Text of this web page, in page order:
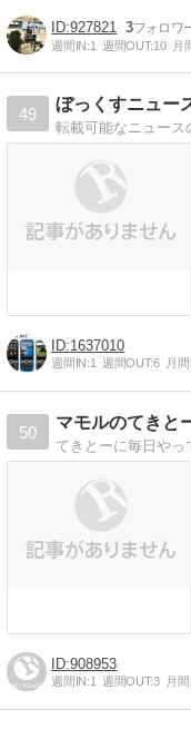
927821 3
週間IN:1 週間OUT:10 月
49
ぼっくすニュー
転載可能なニュース
1637010
週間IN:1 週間OUT:6 月
50
マモルのてきと
てきとーに毎日やっ
908953
週間IN:1 週間OUT:3 月